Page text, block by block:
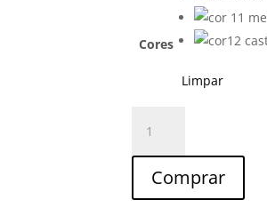
Cores
Limpar
Móvel
L18s
Comprar